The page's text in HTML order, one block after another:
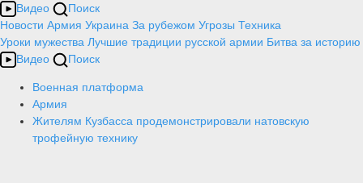
Видео
Поиск
Новости Армия Украина За рубежом Угрозы Техника
Уроки мужества Лучшие традиции русской армии Битва за историю
Видео
Поиск
Военная платформа
Армия
Жителям Кузбасса продемонстрировали натовскую
трофейную технику